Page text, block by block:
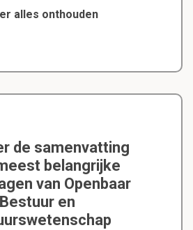
alles onthouden
de samenvatting
belangrijke
van Openbaar
Bestuur en